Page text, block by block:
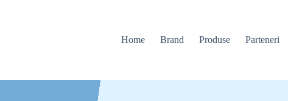
Home
Brand Produse Parteneri